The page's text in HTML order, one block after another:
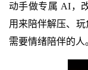
动手做专属 AI，
用来陪伴解压、玩
需要情绪陪伴的人